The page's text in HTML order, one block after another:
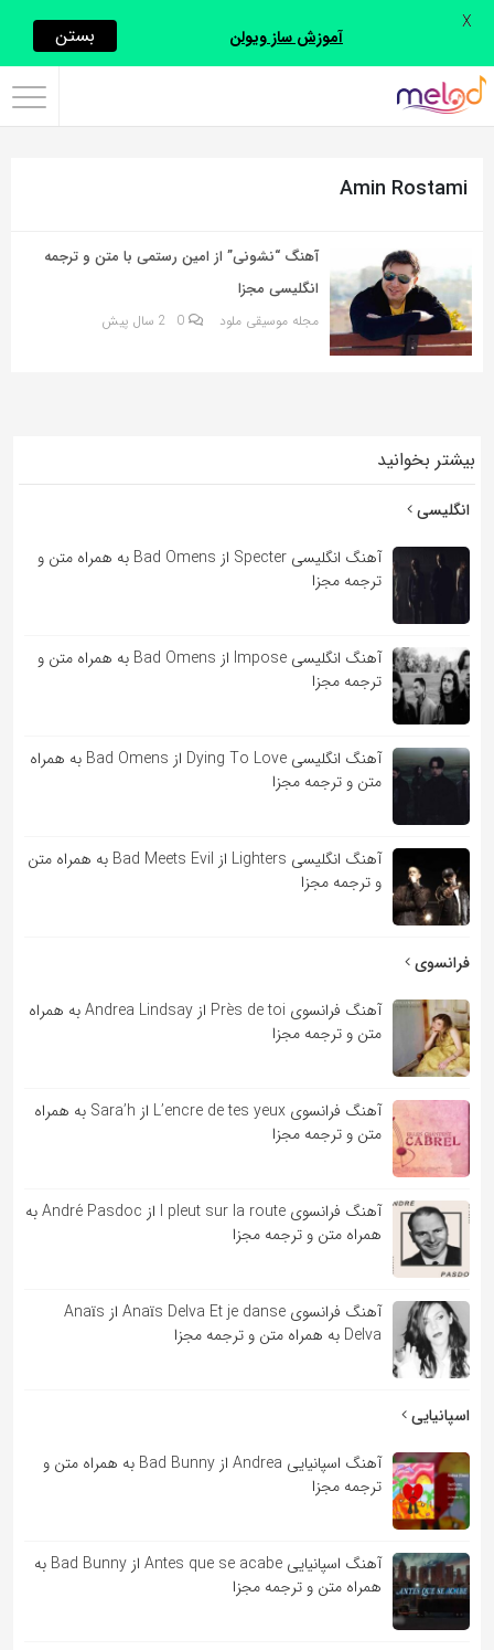
اشتراک
با
از
می‌توانید
این
صفحه
خود
به
بگذارید.
لینک
Amin Rostami
آهنگ “نشونی” از امین رستمی با متن و ترجمه
انگلیسی مجزا
مجله موسیقی ملود 0 2 سال پیش
بیشتر بخوانید
انگلیسی
آهنگ انگلیسی Specter از Bad Omens به همراه متن و
ترجمه مجزا
آهنگ انگلیسی Impose از Bad Omens به همراه متن و
ترجمه مجزا
آهنگ انگلیسی Dying To Love از Bad Omens به همراه
متن و ترجمه مجزا
آهنگ انگلیسی Lighters از Bad Meets Evil به همراه متن
و ترجمه مجزا
فرانسوی
آهنگ فرانسوی Près de toi از Andrea Lindsay به همراه
متن و ترجمه مجزا
آهنگ فرانسوی L’encre de tes yeux از Sara’h به همراه
متن و ترجمه مجزا
آهنگ فرانسوی l pleut sur la route از André Pasdoc به
همراه متن و ترجمه مجزا
آهنگ فرانسوی Anaïs Delva Et je danse از Anaïs
Delva به همراه متن و ترجمه مجزا
اسپانیایی
آهنگ اسپانیایی Andrea از Bad Bunny به همراه متن و
ترجمه مجزا
آهنگ اسپانیایی Antes que se acabe از Bad Bunny به
همراه متن و ترجمه مجزا
آموزش ساز ویولن بستن X